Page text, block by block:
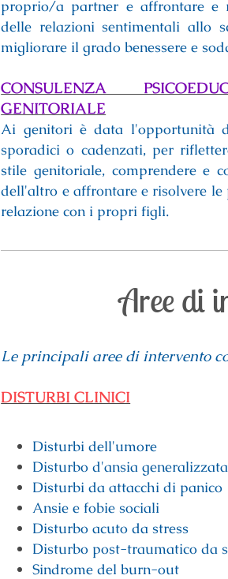
proprio/a partner e affrontare e
delle relazioni sentimentali allo
migliorare il grado benessere e
CONSULENZA
GENITORIALE
Ai genitori è data l'opportunità
sporadici o cadenzati, per
stile genitoriale, comprendere e
dell'altro e affrontare e risolvere
relazione con i propri figli.
Aree di
Le principali aree di intervento
DISTURBI CLINICI
Disturbi dell'umore
Disturbo d'ansia generalizzata
Disturbi da attacchi di panico
Ansie e fobie sociali
Disturbo acuto da stress
Disturbo post-traumatico da
Sindrome del burn-out